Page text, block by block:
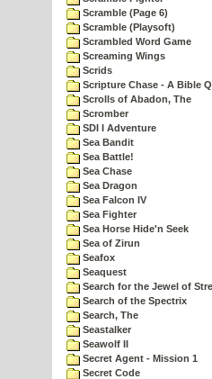
Scramble (Page 6)
Scramble (Playsoft)
Scrambled Word Game
Screaming Wings
Scrids
Scripture Chase - A Bible
Scrolls of Abadon, The
Scromber
SDI I Adventure
Sea Bandit
Sea Battle!
Sea Chase
Sea Dragon
Sea Falcon IV
Sea Fighter
Sea Horse Hide'n Seek
Sea of Zirun
Seafox
Seaquest
Search for the Jewel of
Search of the Spectrix
Search, The
Seastalker
Seawolf II
Secret Agent - Mission 1
Secret Code